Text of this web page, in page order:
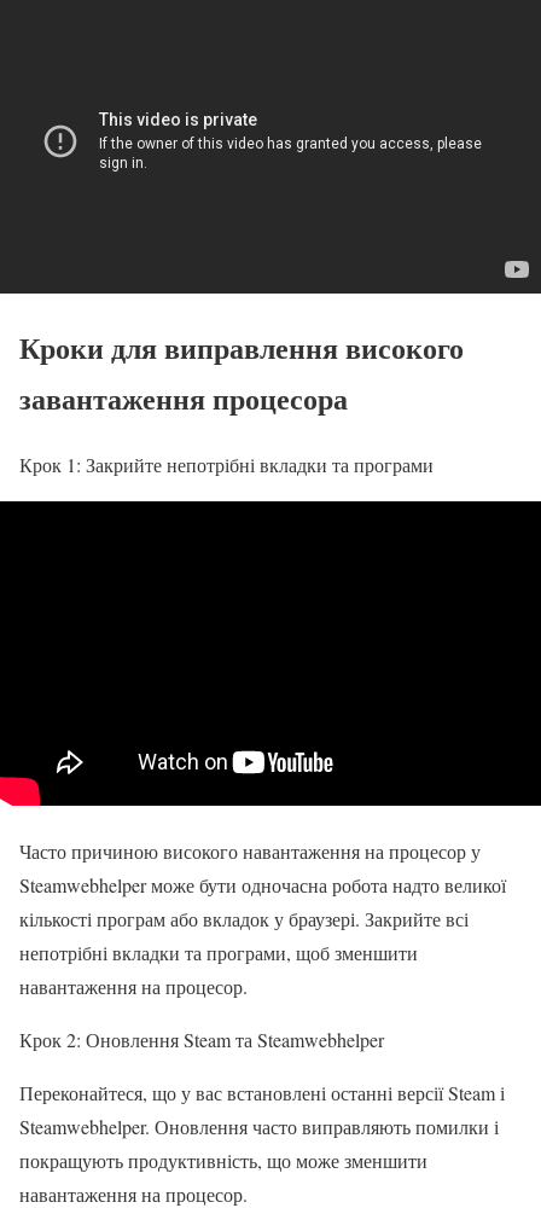
Кроки для виправлення високого
завантаження процесора
Крок 1: Закрийте непотрібні вкладки та програми
Часто причиною високого навантаження на процесор у
Steamwebhelper може бути одночасна робота надто великої
кількості програм або вкладок у браузері. Закрийте всі
непотрібні вкладки та програми, щоб зменшити
навантаження на процесор.
Крок 2: Оновлення Steam та Steamwebhelper
Переконайтеся, що у вас встановлені останні версії Steam і
Steamwebhelper. Оновлення часто виправляють помилки і
покращують продуктивність, що може зменшити
навантаження на процесор.